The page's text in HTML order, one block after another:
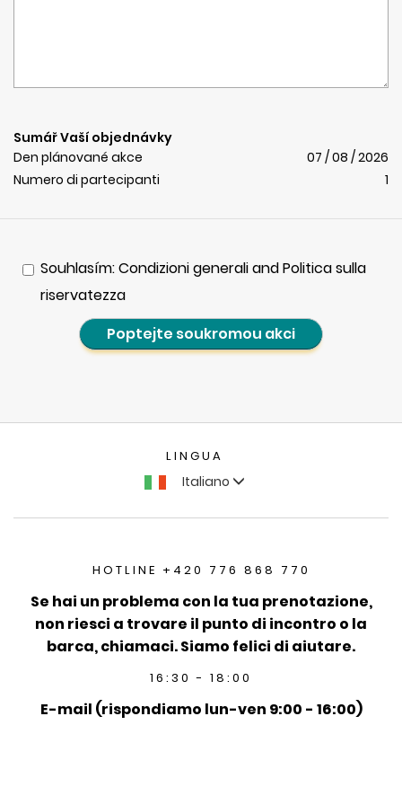
Sumář Vaší objednávky
Den plánované akce
07 / 08 / 2026
Numero di partecipanti
1
Souhlasím: Condizioni generali and Politica sulla
riservatezza
Poptejte soukromou akci
LINGUA
Italiano
HOTLINE +420 776 868 770
Se hai un problema con la tua prenotazione,
non riesci a trovare il punto di incontro o la
barca, chiamaci. Siamo felici di aiutare.
16:30 - 18:00
E-mail (rispondiamo lun-ven 9:00 - 16:00)